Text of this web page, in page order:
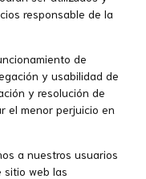
responsable de la
de
y usabilidad de
y resolución de
el menor perjuicio en
a nuestros usuarios
sitio web las